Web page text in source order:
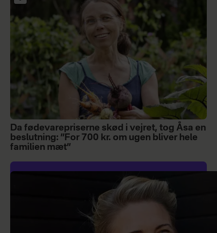
Da fødevarepriserne skød i vejret, tog Åsa en
beslutning: ”For 700 kr. om ugen bliver hele
familien mæt”